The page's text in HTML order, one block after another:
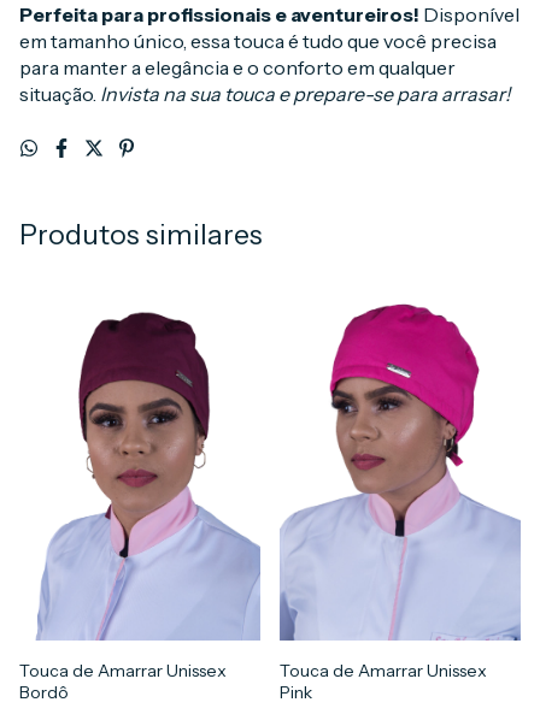
Perfeita para profissionais e aventureiros! Disponível
em tamanho único, essa touca é tudo que você precisa
para manter a elegância e o conforto em qualquer
situação. Invista na sua touca e prepare-se para arrasar!
Produtos similares
Touca de Amarrar Unissex
Bordô
Touca de Amarrar Unissex
Pink